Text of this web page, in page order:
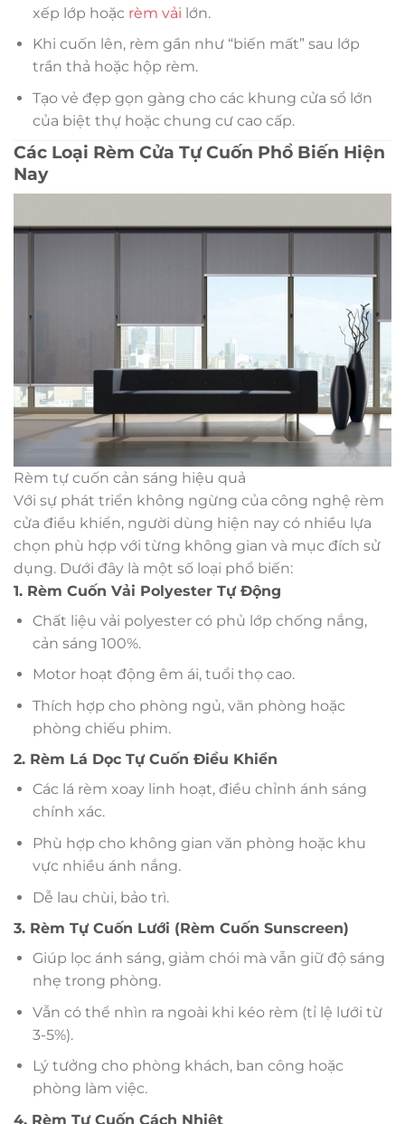
xếp lớp hoặc rèm vải lớn.
Khi cuốn lên, rèm gần như “biến mất” sau lớp
trần thả hoặc hộp rèm.
Tạo vẻ đẹp gọn gàng cho các khung cửa sổ lớn
của biệt thự hoặc chung cư cao cấp.
Các Loại Rèm Cửa Tự Cuốn Phổ Biến Hiện
Nay
Rèm tự cuốn cản sáng hiệu quả
Với sự phát triển không ngừng của công nghệ rèm
cửa điều khiển, người dùng hiện nay có nhiều lựa
chọn phù hợp với từng không gian và mục đích sử
dụng. Dưới đây là một số loại phổ biến:
1. Rèm Cuốn Vải Polyester Tự Động
Chất liệu vải polyester có phủ lớp chống nắng,
cản sáng 100%.
Motor hoạt động êm ái, tuổi thọ cao.
Thích hợp cho phòng ngủ, văn phòng hoặc
phòng chiếu phim.
2. Rèm Lá Dọc Tự Cuốn Điều Khiển
Các lá rèm xoay linh hoạt, điều chỉnh ánh sáng
chính xác.
Phù hợp cho không gian văn phòng hoặc khu
vực nhiều ánh nắng.
Dễ lau chùi, bảo trì.
3. Rèm Tự Cuốn Lưới (Rèm Cuốn Sunscreen)
Giúp lọc ánh sáng, giảm chói mà vẫn giữ độ sáng
nhẹ trong phòng.
Vẫn có thể nhìn ra ngoài khi kéo rèm (tỉ lệ lưới từ
3-5%).
Lý tưởng cho phòng khách, ban công hoặc
phòng làm việc.
4. Rèm Tự Cuốn Cách Nhiệt